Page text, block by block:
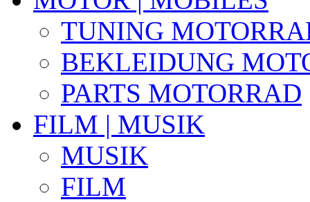
TUNING
BEKLEIDUNG
PARTS MOTORRAD
FILM | MUSIK
MUSIK
FILM